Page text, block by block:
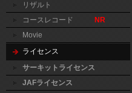
リザルト
コースレコード
NR
Movie
ライセンス
サーキットライセンス
JAFライセンス